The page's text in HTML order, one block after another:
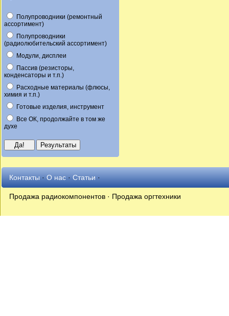
Полупроводники (ремонтный
ассортимент)
Полупроводники
(радиолюбительский ассортимент)
Модули, дисплеи
Пассив (резисторы,
конденсаторы и т.п.)
Расходные материалы (флюсы,
химия и т.п.)
Готовые изделия, инструмент
Все ОК, продолжайте в том же
духе
Контакты·О нас·Статьи·
Продажа радиокомпонентов · Продажа оргтехники